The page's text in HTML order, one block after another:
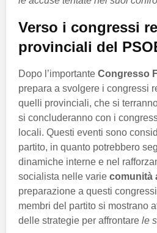
Verso i congressi
provinciali del
Dopo l’importante Congresso
prepara a svolgere i congressi
quelli provinciali, che si
si concluderanno con i
locali. Questi eventi sono
partito, in quanto potrebbero
dinamiche interne e nel
socialista nelle varie comunità
preparazione a questi
membri del partito si mostrano
delle strategie per affrontare le